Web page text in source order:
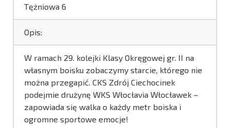
Tężniowa 6
Opis:
W ramach 29. kolejki Klasy Okręgowej gr. II na
własnym boisku zobaczymy starcie, którego nie
można przegapić. CKS Zdrój Ciechocinek
podejmie drużynę WKS Włocłavia Włocławek –
zapowiada się walka o każdy metr boiska i
ogromne sportowe emocje!